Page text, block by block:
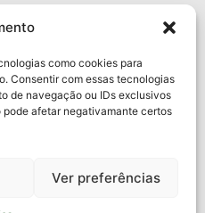
como cookies para
Consentir com essas tecnologias
de navegação ou IDs exclusivos
afetar negativamante certos
Ver preferências